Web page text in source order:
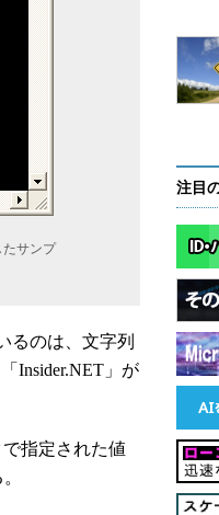
サンプ
るのは、文字列
Insider.NET」が
指定された値
注目